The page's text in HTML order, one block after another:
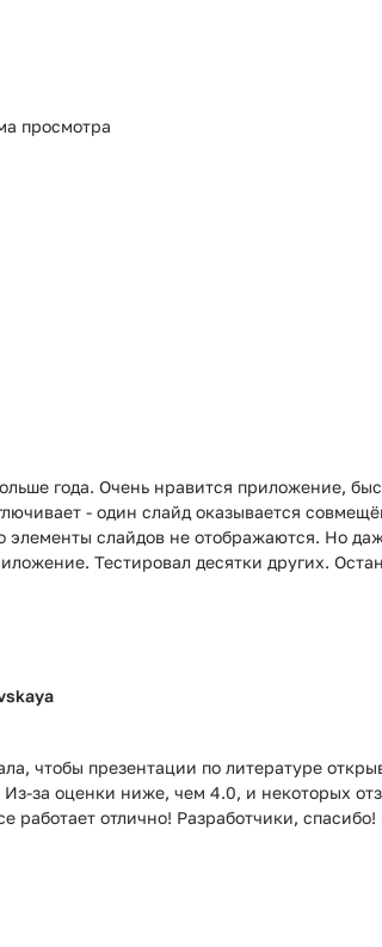
просмотра
года. Очень нравится приложение,
- один слайд оказывается
элементы слайдов не отображаются. Но
Тестировал десятки других.
чтобы презентации по литературе
за оценки ниже, чем 4.0, и некоторых
работает отлично! Разработчики,